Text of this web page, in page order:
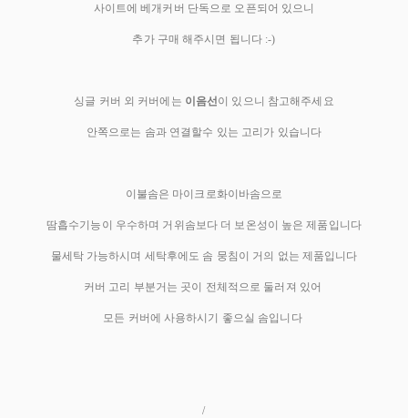
사이트에 베개커버 단독으로 오픈되어 있으니
추가 구매 해주시면 됩니다 :-)
싱글 커버 외 커버에는 이음선이 있으니 참고해주세요
안쪽으로는 솜과 연결할수 있는 고리가 있습니다
이불솜은 마이크로화이바솜으로
땀흡수기능이 우수하며 거위솜보다 더 보온성이 높은 제품입니다
물세탁 가능하시며 세탁후에도 솜 뭉침이 거의 없는 제품입니다
커버 고리 부분거는 곳이 전체적으로 둘러져 있어
모든 커버에 사용하시기 좋으실 솜입니다
/